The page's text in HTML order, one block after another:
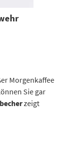
Morgenkaffee
Sie gar
zeigt